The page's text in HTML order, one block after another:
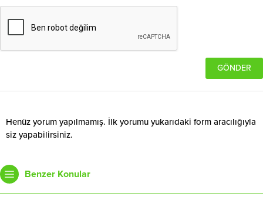
Henüz yorum yapılmamış. İlk yorumu yukarıdaki form aracılığıyla
siz yapabilirsiniz.
Benzer Konular